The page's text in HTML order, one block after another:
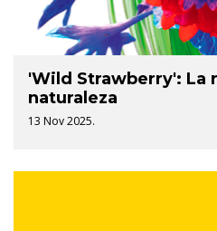
'Wild Strawberry': La
naturaleza
13 Nov 2025.